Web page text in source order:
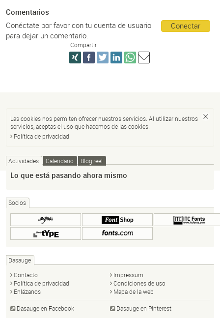
Comentarios
Conectar
Conéctate por favor con tu cuenta de usuario
para dejar un comentario.
Compartir
Las cookies nos permiten ofrecer nuestros servicios. Al utilizar nuestros
servicios, aceptas el uso que hacemos de las cookies.
Política de privacidad
Actividades Calendario Blog reel
Lo que está pasando ahora mismo
Socios
Dasauge
Contacto
Impressum
Política de privacidad
Condiciones de uso
Enlázanos
Mapa de la web
Dasauge en Facebook Dasauge en Pinterest